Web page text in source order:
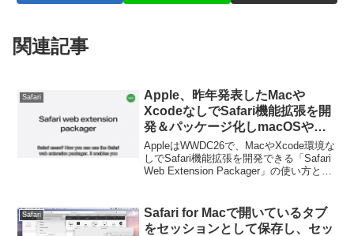
関連記事
Safari
Apple、昨年発表したMacや
XcodeなしでSafari機能拡張を開
発＆パッケージ化しmacOSや
iOS/iPadOS、visionOSへ配布で
きる「Safari Web Extension
Packager」の使い方とサンプル
AppleはWWDC26で、MacやXcode環境な
しでSafari機能拡張を開発できる「Safari
Web Extension Packager」の使い方と配
ンプルコードが公開しています。
Safari
Safari for Macで開いているタブ
をセッションとして保存し、セッ